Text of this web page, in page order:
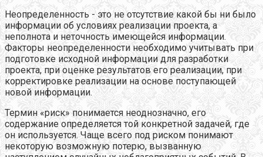
Неопределенность - это не отсутствие какой бы ни было
информации об условиях реализации проекта, а
неполнота и неточность имеющейся информации.
Факторы неопределенности необходимо учитывать при
подготовке исходной информации для разработки
проекта, при оценке результатов его реализации, при
корректировке реализации на основе поступающей
новой информации.
Термин «риск» понимается неоднозначно, его
содержание определяется той конкретной задачей, где
он используется. Чаще всего под риском понимают
некоторую возможную потерю, вызванную